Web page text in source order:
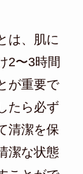
は、肌に
2〜3時間
が重要で
たら必ず
清潔を保
潔な状態